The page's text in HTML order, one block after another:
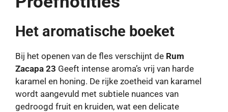
Het aromatische boeket
Bij het openen van de fles verschijnt de Rum
Zacapa 23 Geeft intense aroma’s vrij van harde
karamel en honing. De rijke zoetheid van karamel
wordt aangevuld met subtiele nuances van
gedroogd fruit en kruiden, wat een delicate